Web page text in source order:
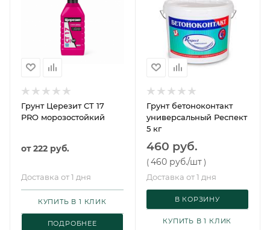
Грунт Церезит CT 17
PRO морозостойкий
от222 руб.
Доставка от 1 дня
ПОДРОБНЕЕ
КУПИТЬ В 1 КЛИК
Грунт бетоноконтакт
универсальный Респект
5 кг
460 руб.
(460 руб./шт )
Доставка от 1 дня
В КОРЗИНУ
КУПИТЬ В 1 КЛИК